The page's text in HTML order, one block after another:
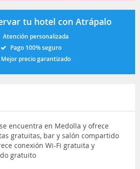
tu hotel con Atrápalo
Atención personalizada
Pago 100% seguro
Mejor precio garantizado
encuentra en Medolla y ofrece
gratuitas, bar y salón compartido
conexión Wi-Fi gratuita y
gratuito